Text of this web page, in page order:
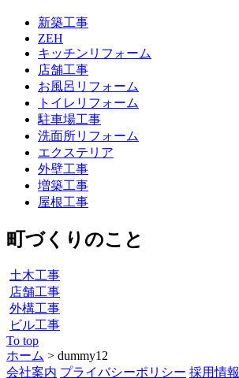
新築工事
ZEH
キッチンリフォーム
店舗工事
お風呂リフォーム
トイレリフォーム
駐車場工事
洗面所リフォーム
エクステリア
外壁工事
増築工事
屋根工事
町づくりのこと
土木工事
店舗工事
外構工事
ビル工事
To top
ホーム > dummy12
会社案内 プライバシーポリシー 採用情報